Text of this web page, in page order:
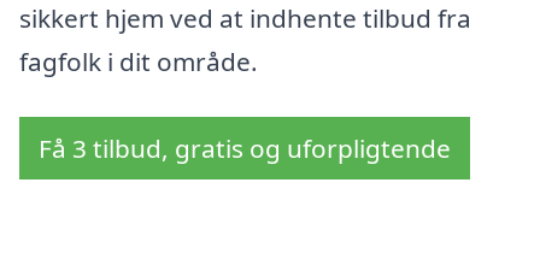
sikkert hjem ved at indhente tilbud fra
fagfolk i dit område.
Få 3 tilbud, gratis og uforpligtende